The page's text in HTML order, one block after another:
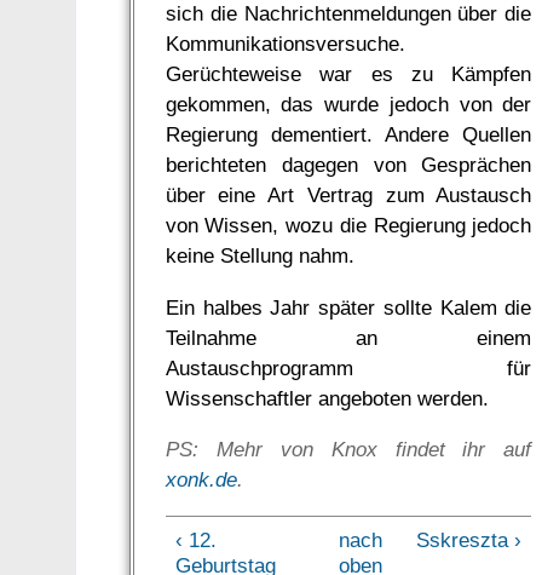
sich die Nachrichtenmeldungen über die
Kommunikationsversuche.
Gerüchteweise war es zu Kämpfen
gekommen, das wurde jedoch von der
Regierung dementiert. Andere Quellen
berichteten dagegen von Gesprächen
über eine Art Vertrag zum Austausch
von Wissen, wozu die Regierung jedoch
keine Stellung nahm.
Ein halbes Jahr später sollte Kalem die
Teilnahme an einem
Austauschprogramm für
Wissenschaftler angeboten werden.
PS: Mehr von Knox findet ihr auf
xonk.de.
‹ 12.
Geburtstag
nach
oben
Sskreszta ›